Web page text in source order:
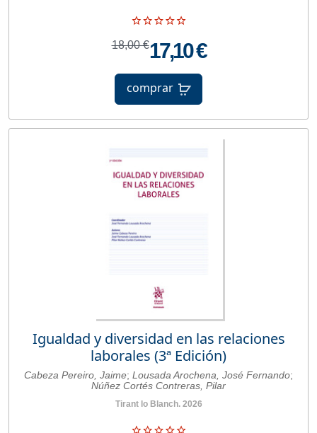
18,00 €17,10 €
comprar
Igualdad y diversidad en las relaciones
laborales (3ª Edición)
Cabeza Pereiro, Jaime; Lousada Arochena, José Fernando;
Núñez Cortés Contreras, Pilar
Tirant lo Blanch. 2026